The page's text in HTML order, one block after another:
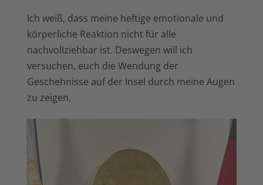
Ich weiß, dass meine heftige emotionale und
körperliche Reaktion nicht für alle
nachvollziehbar ist. Deswegen will ich
versuchen, euch die Wendung der
Geschehnisse auf der Insel durch meine Augen
zu zeigen.